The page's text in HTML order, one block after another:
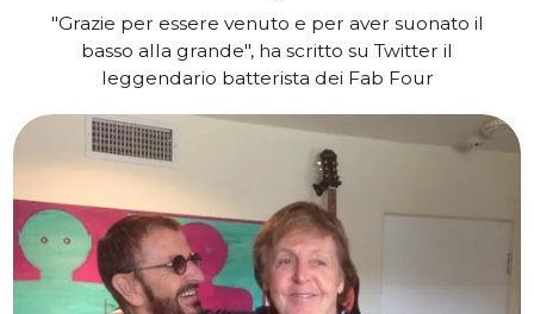
"Grazie per essere venuto e per aver suonato il
basso alla grande", ha scritto su Twitter il
leggendario batterista dei Fab Four